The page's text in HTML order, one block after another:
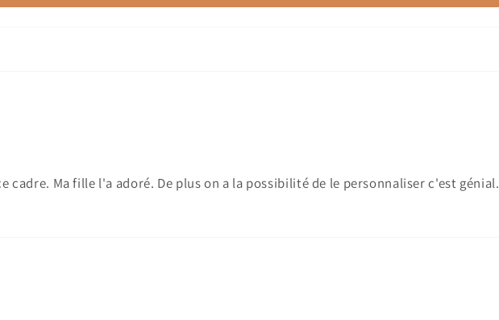
cadre. Ma fille l'a adoré. De plus on a la possibilité de le personnaliser c'est génial.